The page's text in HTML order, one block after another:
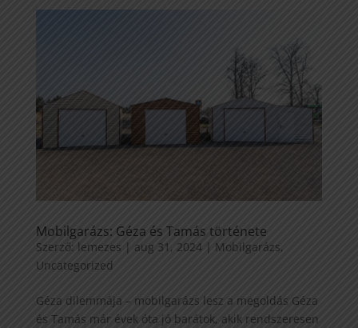
Mobilgarázs: Géza és Tamás története
Szerző: lemezes aug 31, 2024| Mobilgarázs,
Uncategorized
Géza dilemmája – mobilgarázs lesz a megoldás Géza
és Tamás már évek óta jó barátok, akik rendszeresen